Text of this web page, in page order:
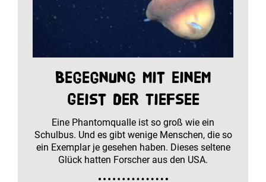
Begegnung mit einem
Geist der Tiefsee
Eine Phantomqualle ist so groß wie ein
Schulbus. Und es gibt wenige Menschen, die so
ein Exemplar je gesehen haben. Dieses seltene
Glück hatten Forscher aus den USA.